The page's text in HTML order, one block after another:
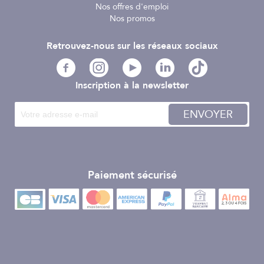
Nos offres d'emploi
Nos promos
Inscription à la newsletter
ENVOYER
Paiement sécurisé
Retrouvez-nous sur les réseaux sociaux